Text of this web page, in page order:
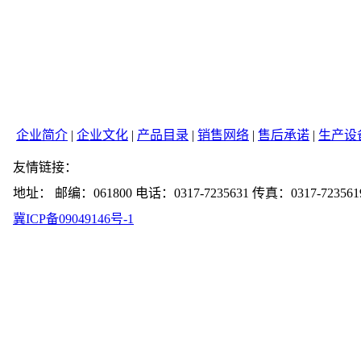
企业简介 | 企业文化 | 产品目录 | 销售网络 | 售后承诺 | 生产设
友情链接：
地址： 邮编：061800 电话：0317-7235631 传真：0317-
冀ICP备09049146号-1